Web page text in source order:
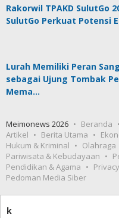
Rakorwil TPAKD SulutGo
SulutGo Perkuat Potensi
Lurah Memiliki Peran
sebagai Ujung Tombak
Mema…
Meimonews 2026 Beranda
Artikel
Berita Utama
Hukum & Kriminal
Olahraga
Pariwisata & Kebudayaan
Pendidikan & Agama
Pedoman Media Siber
k